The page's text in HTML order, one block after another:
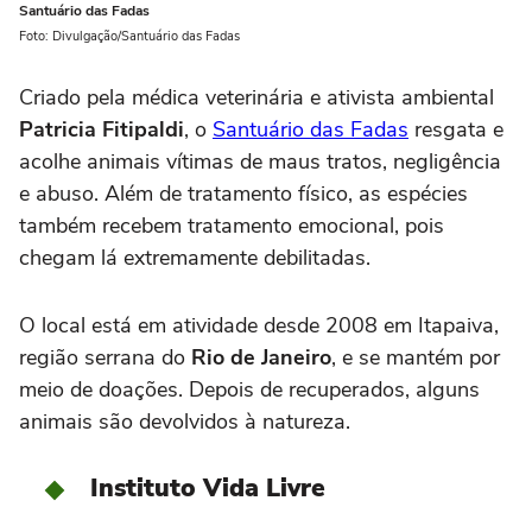
Santuário das Fadas
Foto: Divulgação/Santuário das Fadas
Criado pela médica veterinária e ativista ambiental
Patricia Fitipaldi, o Santuário das Fadas resgata e
acolhe animais vítimas de maus tratos, negligência
e abuso. Além de tratamento físico, as espécies
também recebem tratamento emocional, pois
chegam lá extremamente debilitadas.
O local está em atividade desde 2008 em Itapaiva,
região serrana do Rio de Janeiro, e se mantém por
meio de doações. Depois de recuperados, alguns
animais são devolvidos à natureza.
Instituto Vida Livre